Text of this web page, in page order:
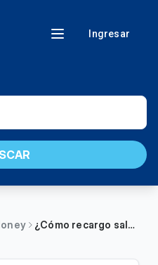
Ingresar
¿Cómo recargo saldo a una línea Claro / Personal desde la App Tigo Money?